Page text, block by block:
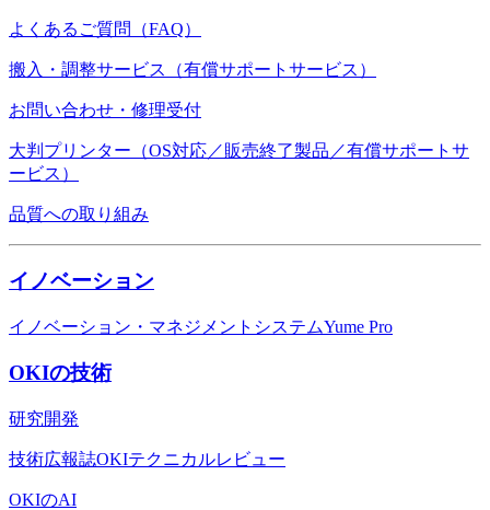
よくあるご質問（FAQ）
搬入・調整サービス（有償サポートサービス）
お問い合わせ・修理受付
大判プリンター（OS対応／販売終了製品／有償サポートサ
ービス）
品質への取り組み
イノベーション
イノベーション・マネジメントシステムYume Pro
OKIの技術
研究開発
技術広報誌OKIテクニカルレビュー
OKIのAI